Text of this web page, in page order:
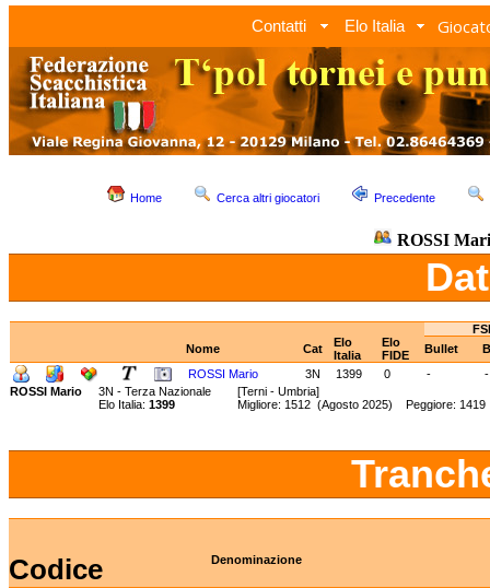
Contatti Elo Italia
Home Cerca altri giocatori Precedente
ROSSI
Nome
Cat
Elo
Italia
Elo
FIDE
Bullet
ROSSI Mario
3N 1399 0 -
-
ROSSI Mario
3N - Terza Nazionale [Terni - Umbria]
Elo Italia: 1399 Migliore: 1512 (Agosto 2025) Peggiore: 1419
Codice Denominazione